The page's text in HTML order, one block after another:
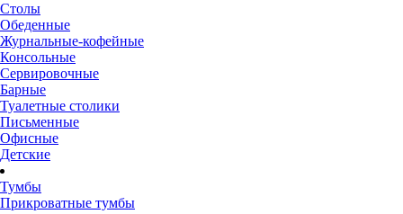
Столы
Обеденные
Журнальные-кофейные
Консольные
Сервировочные
Барные
Туалетные столики
Письменные
Офисные
Детские
Тумбы
Прикроватные тумбы